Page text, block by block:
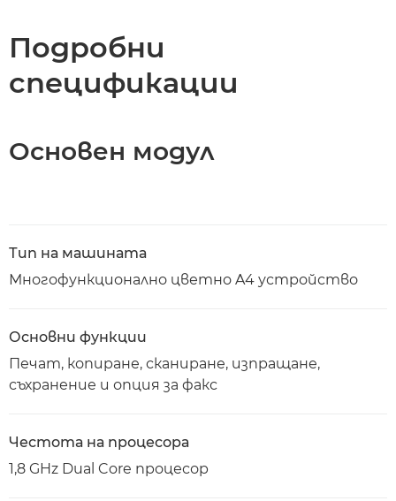
Изтегляне на PDF
Подробни
спецификации
Основен модул
Тип на машината
Многофункционално цветно A4 устройство
Основни функции
Печат, копиране, сканиране, изпращане,
съхранение и опция за факс
Честота на процесора
1,8 GHz Dual Core процесор